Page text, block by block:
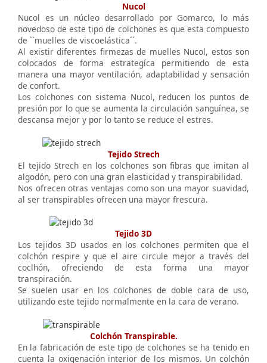
Nucol
Nucol es un núcleo desarrollado por Gomarco, lo más
novedoso de este tipo de colchones es que esta compuesto
de ``muelles de viscoelástica´´.
Al existir diferentes firmezas de muelles Nucol, estos son
colocados de forma estrategíca permitiendo de esta
manera una mayor ventilación, adaptabilidad y sensación
de confort.
Los colchones con sistema Nucol, reducen los puntos de
presión por lo que se aumenta la circulación sanguínea, se
descansa mejor y por lo tanto se reduce el estres.
Tejido Strech
El tejido Strech en los colchones son fibras que imitan al
algodón, pero con una gran elasticidad y transpirabilidad.
Nos ofrecen otras ventajas como son una mayor suavidad,
al ser transpirables ofrecen una mayor frescura.
Tejido 3D
Los tejidos 3D usados en los colchones permiten que el
colchón respire y que el aire circule mejor a través del
coclhón, ofreciendo de esta forma una mayor
transpiración.
Se suelen usar en los colchones de doble cara de uso,
utilizando este tejido normalmente en la cara de verano.
Colchón Transpirable.
En la fabricación de este tipo de colchones se ha tenido en
cuenta la oxigenación interior de los mismos. Un colchón